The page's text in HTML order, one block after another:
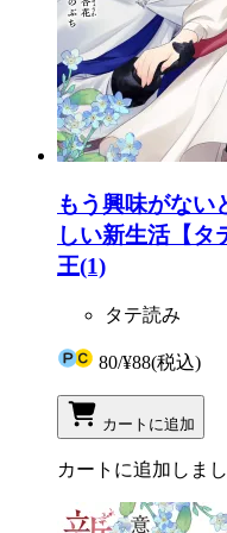
もう興味がない
しい新生活【タ
王(1)
タテ読み
80/¥88(税込)
カートに追加
カートに追加しま